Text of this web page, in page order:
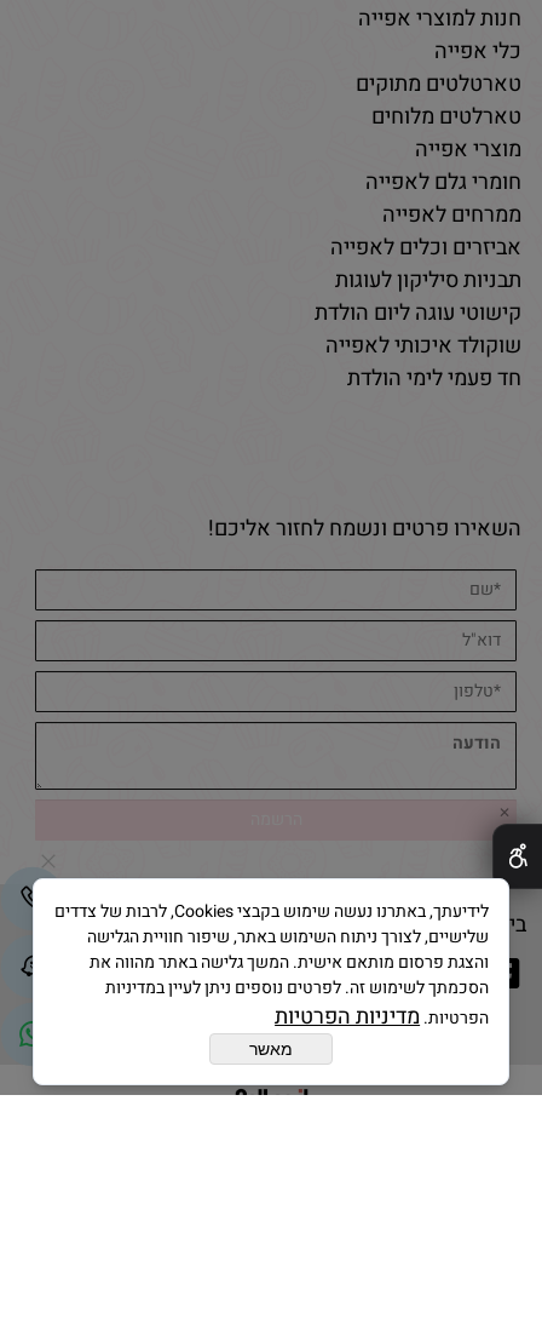
חנות למוצרי אפייה
כלי אפייה
טארטלטים מתוקים
טארלטים מלוחים
מוצרי אפייה
חומרי גלם לאפייה
ממרחים לאפייה
אביזרים וכלים לאפייה
תבניות סיליקון לעוגות
קישוטי עוגה ליום הולדת
שוקולד איכותי לאפייה
חד פעמי לימי הולדת
השאירו פרטים ונשמח לחזור אליכם!
בייק אנד קייק © 2025 All Rights Reserved
✕
לידיעתך, באתרנו נעשה שימוש בקבצי Cookies, לרבות של צדדים
שלישיים, לצורך ניתוח השימוש באתר, שיפור חוויית הגלישה
והצגת פרסום מותאם אישית. המשך גלישה באתר מהווה את
הסכמתך לשימוש זה. לפרטים נוספים ניתן לעיין במדיניות
הפרטיות.מדיניות הפרטיות
מאשר